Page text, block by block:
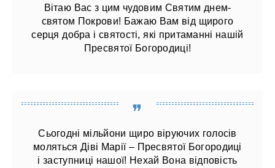
Вітаю Вас з цим чудовим Святим днем-
святом Покрови! Бажаю Вам від щирого
серця добра і святості, які притаманні нашій
Пресвятої Богородиці!
Сьогодні мільйони щиро віруючих голосів
моляться Діві Марії – Пресвятої Богородиці
і заступниці нашої! Нехай Вона відповість